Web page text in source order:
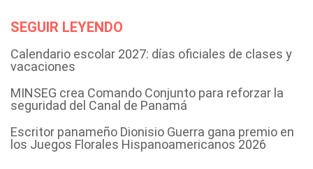
SEGUIR LEYENDO
Calendario escolar 2027: días oficiales de clases y
vacaciones
MINSEG crea Comando Conjunto para reforzar la
seguridad del Canal de Panamá
Escritor panameño Dionisio Guerra gana premio en
los Juegos Florales Hispanoamericanos 2026